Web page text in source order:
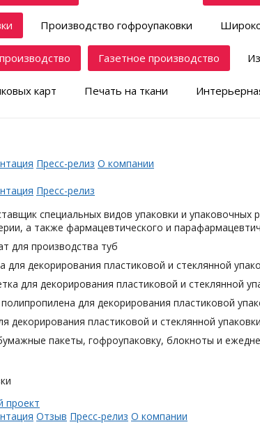
Производство гофроупаковки
Газетное производство
карт Печать на ткани
Пресс-релиз О компании
Пресс-релиз
специальных видов упаковки и
а также фармацевтического и
для производства туб
для декорирования пластиковой и стеклянной
для декорирования пластиковой и стеклянной
для декорирования пластиковой
декорирования пластиковой и стеклянной упаковки
пакеты, гофроупаковку, блокноты и
Отзыв Пресс-релиз О компании